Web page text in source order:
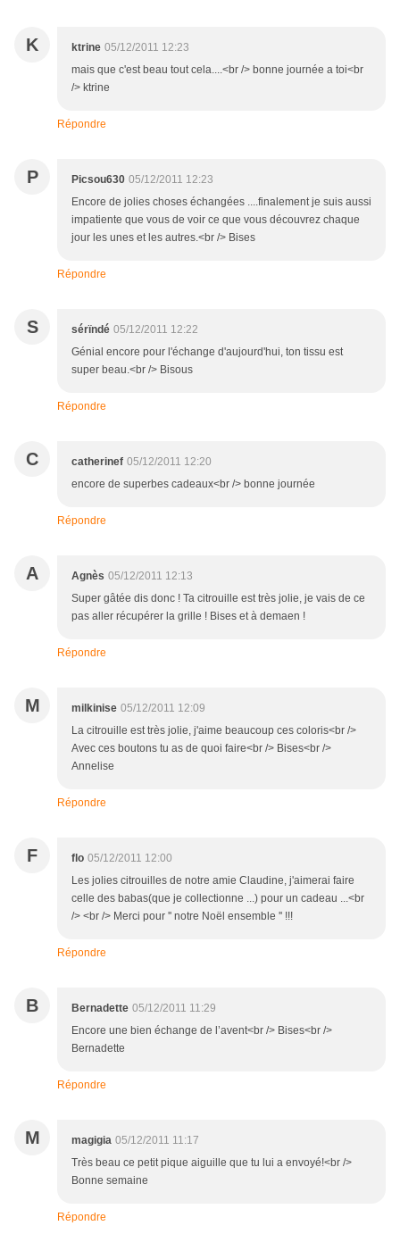
K ktrine 05/12/2011 12:23
mais que c'est beau tout cela....<br /> bonne journée a toi<br
/> ktrine
Répondre
P Picsou630 05/12/2011 12:23
Encore de jolies choses échangées ....finalement je suis aussi
impatiente que vous de voir ce que vous découvrez chaque
jour les unes et les autres.<br /> Bises
Répondre
S sérïndé 05/12/2011 12:22
Génial encore pour l'échange d'aujourd'hui, ton tissu est
super beau.<br /> Bisous
Répondre
C catherinef 05/12/2011 12:20
encore de superbes cadeaux<br /> bonne journée
Répondre
A Agnès 05/12/2011 12:13
Super gâtée dis donc ! Ta citrouille est très jolie, je vais de ce
pas aller récupérer la grille ! Bises et à demaen !
Répondre
M milkinise 05/12/2011 12:09
La citrouille est très jolie, j'aime beaucoup ces coloris<br />
Avec ces boutons tu as de quoi faire<br /> Bises<br />
Annelise
Répondre
F flo 05/12/2011 12:00
Les jolies citrouilles de notre amie Claudine, j'aimerai faire
celle des babas(que je collectionne ...) pour un cadeau ...<br
/> <br /> Merci pour '' notre Noël ensemble '' !!!
Répondre
B Bernadette 05/12/2011 11:29
Encore une bien échange de l’avent<br /> Bises<br />
Bernadette
Répondre
M magigia 05/12/2011 11:17
Très beau ce petit pique aiguille que tu lui a envoyé!<br />
Bonne semaine
Répondre